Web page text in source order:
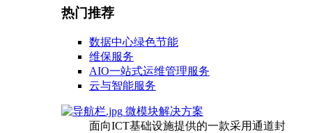
热门推荐
数据中心绿色节能
维保服务
AIO一站式运维管理服务
云与智能服务
微模块解决方案
面向ICT基础设施提供的一款采用通道封